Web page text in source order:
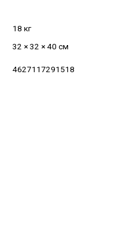
18 кг
32 × 32 × 40 см
4627117291518